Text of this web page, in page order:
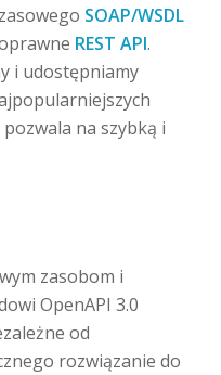
SOAP/WSDL
REST API.
i udostępniamy
na szybką i
zasobom i
OpenAPI 3.0
od
rozwiązanie do